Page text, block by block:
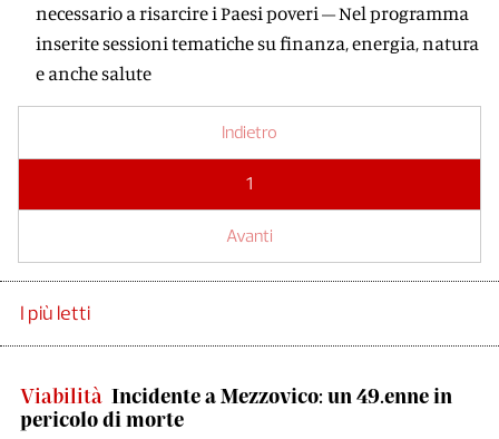
necessario a risarcire i Paesi poveri – Nel programma
inserite sessioni tematiche su finanza, energia, natura
e anche salute
Indietro
1
Avanti
I più letti
Viabilità Incidente a Mezzovico: un 49.enne in
pericolo di morte